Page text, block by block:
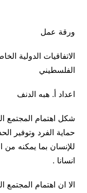
ورقة عمل
الاتفاقيات الدولية
الفلسطيني
اعداد أ. هبه الدنف
شكل اهتمام المجتمع
حماية الفرد وتوفير
للإنسان بما يمكنه من
انسانا .
الا ان اهتمام المجتمع